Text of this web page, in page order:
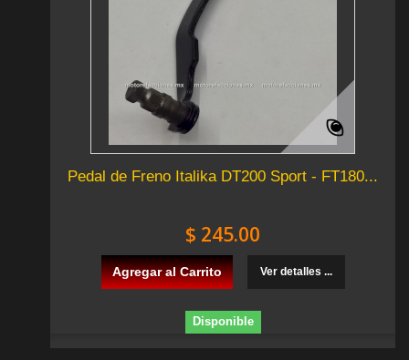
Pedal de Freno Italika DT200 Sport - FT180...
$ 245.00
Agregar al Carrito Ver detalles ...
Disponible